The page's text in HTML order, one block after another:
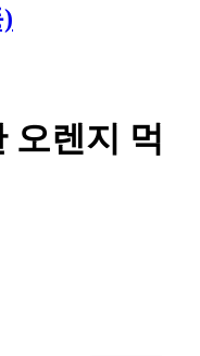
오렌지 먹